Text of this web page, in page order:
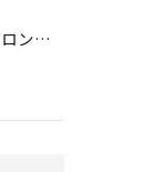
トヨタアクアのフロントバンパーの右下側を縁石にぶつけてできた...